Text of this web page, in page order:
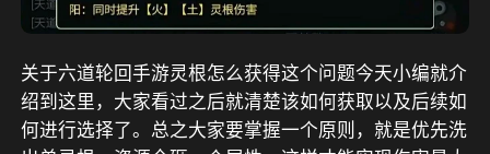
关于六道轮回手游灵根怎么获得这个问题今天小编就介
绍到这里，大家看过之后就清楚该如何获取以及后续如
何进行选择了。总之大家要掌握一个原则，就是优先洗